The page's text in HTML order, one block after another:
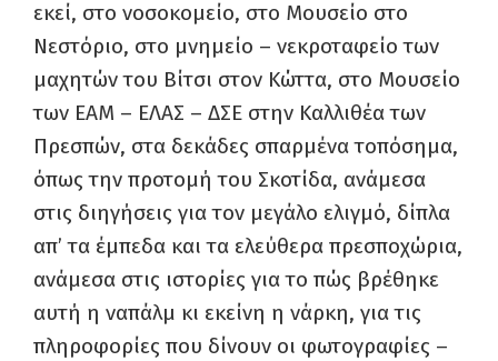
εκεί, στο νοσοκομείο, στο Μουσείο στο
Νεστόριο, στο μνημείο – νεκροταφείο των
μαχητών του Βίτσι στον Κώττα, στο Μουσείο
των ΕΑΜ – ΕΛΑΣ – ΔΣΕ στην Καλλιθέα των
Πρεσπών, στα δεκάδες σπαρμένα τοπόσημα,
όπως την προτομή του Σκοτίδα, ανάμεσα
στις διηγήσεις για τον μεγάλο ελιγμό, δίπλα
απ’ τα έμπεδα και τα ελεύθερα πρεσποχώρια,
ανάμεσα στις ιστορίες για το πώς βρέθηκε
αυτή η ναπάλμ κι εκείνη η νάρκη, για τις
πληροφορίες που δίνουν οι φωτογραφίες –